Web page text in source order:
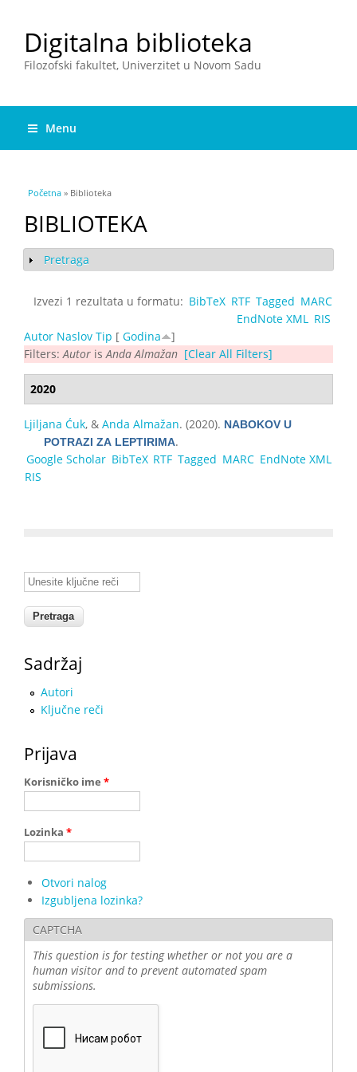
Digitalna biblioteka
Filozofski fakultet, Univerzitet u Novom Sadu
Menu
You are here
Početna » Biblioteka
BIBLIOTEKA
Show
Pretraga
Izvezi 1 rezultata u formatu: BibTeX RTF Tagged MARC
EndNote XML
RIS
Autor Naslov Tip [ Godina
]
Filters: Autor is Аndа Аlmаžаn [Clear All Filters]
2020
Ljilјаnа Ćuk, & Аndа Аlmаžаn. (2020). NАBОKОV U
PОТRАZI ZА LЕPТIRIМА.
Google Scholar BibTeX RTF Tagged MARC EndNote XML
RIS
Unesite ključne reči
Sadržaj
Autori
Ključne reči
Prijava
Korisničko ime *
Lozinka *
Otvori nalog
Izgubljena lozinka?
CAPTCHA
This question is for testing whether or not you are a
human visitor and to prevent automated spam
submissions.